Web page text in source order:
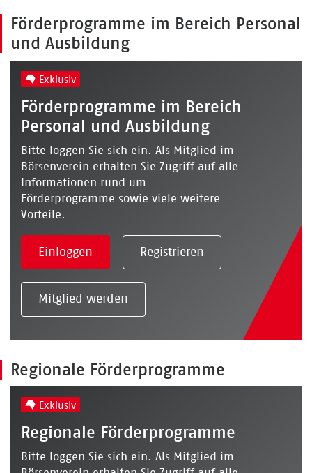
Förderprogramme im Bereich Personal
und Ausbildung
Exklusiv
Förderprogramme im Bereich
Personal und Ausbildung
Bitte loggen Sie sich ein. Als Mitglied im
Börsenverein erhalten Sie Zugriff auf alle
Informationen rund um
Förderprogramme sowie viele weitere
Vorteile.
Einloggen Registrieren
Mitglied werden
Regionale Förderprogramme
Exklusiv
Regionale Förderprogramme
Bitte loggen Sie sich ein. Als Mitglied im